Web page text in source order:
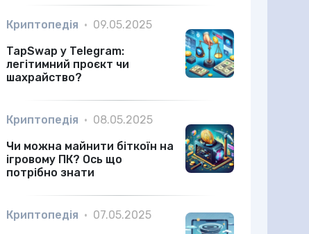
Криптопедія • 09.05.2025
TapSwap у Telegram:
легітимний проєкт чи
шахрайство?
Криптопедія • 08.05.2025
Чи можна майнити біткоїн на
ігровому ПК? Ось що
потрібно знати
Криптопедія • 07.05.2025